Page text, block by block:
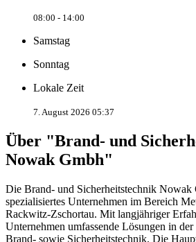
08:00 - 14:00
Samstag
Sonntag
Lokale Zeit
7. August 2026 05:37
Über "Brand- und
Nowak Gmbh"
Die Brand- und Sicherheitstechnik Nowak
spezialisiertes Unternehmen im Bereich
Rackwitz-Zschortau. Mit langjähriger
Unternehmen umfassende Lösungen in
Brand- sowie Sicherheitstechnik. Die